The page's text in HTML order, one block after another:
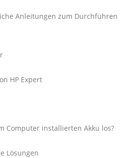
Anleitungen zum Durchführen
HP Expert
Computer installierten Akku los?
Lösungen